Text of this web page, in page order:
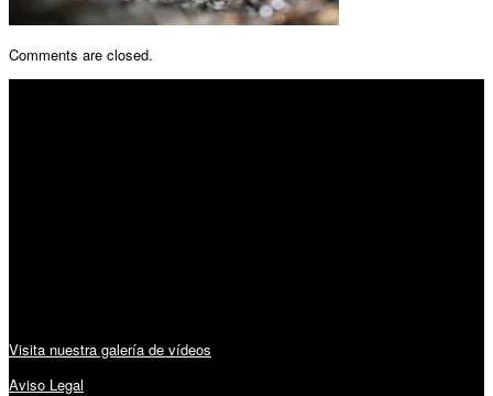
Comments are closed.
Visita nuestra galería de vídeos
Aviso Legal